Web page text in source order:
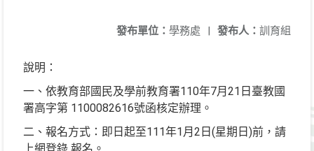
發布人： 訓育組
發布單位： 學務處 |
說明：
一、依教育部國民及學前教育署110年7月21日臺教國
署高字第 1100082616號函核定辦理。
二、報名方式：即日起至111年1月2日(星期日)前，請